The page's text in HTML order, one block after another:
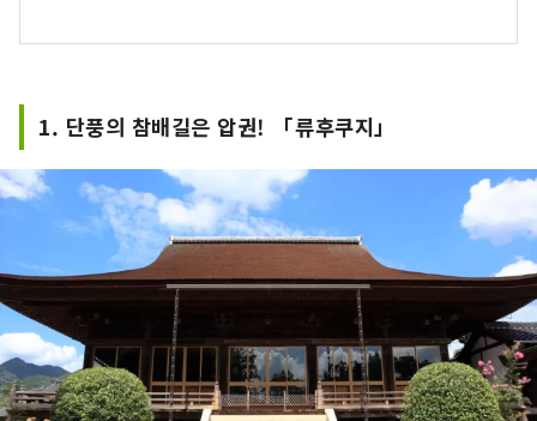
1. 단풍의 참배길은 압권! 「류후쿠지」